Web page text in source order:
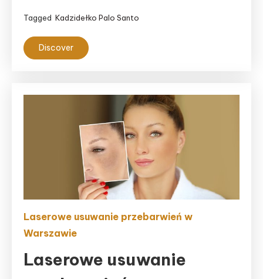
Tagged Kadzidełko Palo Santo
Discover
Laserowe usuwanie przebarwień w
Warszawie
Laserowe usuwanie